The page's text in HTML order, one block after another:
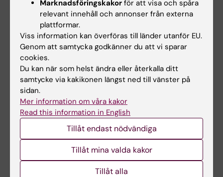
(SIR) samt KI:s kårföreningar.
Bli medlem i KI Alumni
Kontakt
Mejla KI Alumni
Hade du nytta av informationen på denna sida?
No
Marknadsföringskakor för att visa och spåra
relevant innehåll och annonser från externa
plattformar.
Viss information kan överföras till länder utanför EU.
Genom att samtycka godkänner du att vi sparar
cookies.
Du kan när som helst ändra eller återkalla ditt
samtycke via kakikonen längst ned till vänster på
sidan.
Mer information om våra kakor
Read this information in English
Tillåt endast nödvändiga
Tillåt mina valda kakor
Tillåt alla